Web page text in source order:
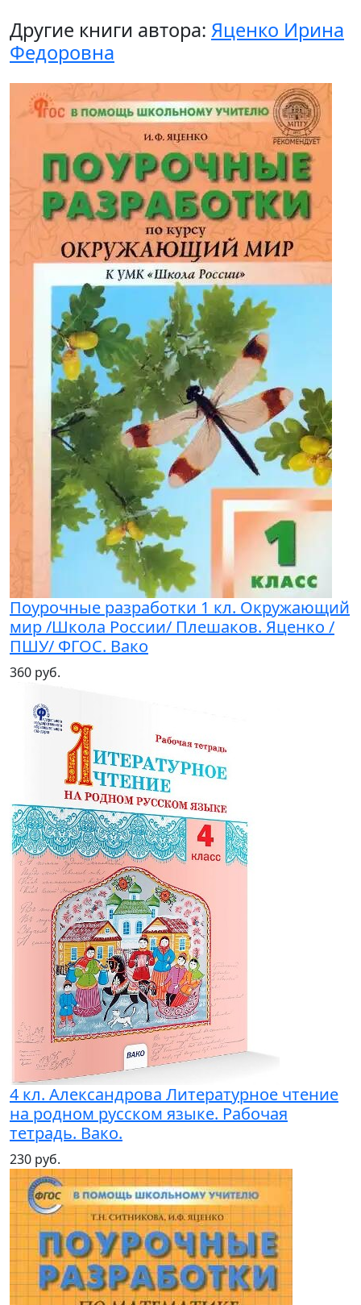
Другие книги автора: Яценко Ирина
Федоровна
Поурочные разработки 1 кл. Окружающий
мир /Школа России/ Плешаков. Яценко /
ПШУ/ ФГОС. Вако
360 руб.
4 кл. Александрова Литературное чтение
на родном русском языке. Рабочая
тетрадь. Вако.
230 руб.